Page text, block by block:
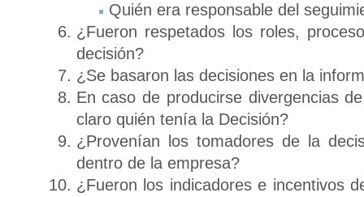
Quién era responsable del
¿Fueron respetados los roles,
decisión?
¿Se basaron las decisiones en la
En caso de producirse divergencias
claro quién tenía la Decisión?
¿Provenían los tomadores de la
dentro de la empresa?
¿Fueron los indicadores e incentivos